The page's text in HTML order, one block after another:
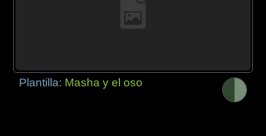
Plantilla: Masha y el oso